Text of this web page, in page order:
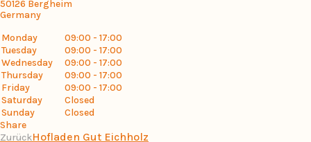
50126 Bergheim
Germany
Monday
09:00 - 17:00
Tuesday
09:00 - 17:00
Wednesday
09:00 - 17:00
Thursday
09:00 - 17:00
Friday
09:00 - 17:00
Saturday
Closed
Sunday
Closed
Share
ZurückHofladen Gut Eichholz